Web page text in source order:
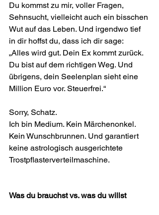
Du kommst zu mir, voller Fragen,
Sehnsucht, vielleicht auch ein bisschen
Wut auf das Leben. Und irgendwo tief
in dir hoffst du, dass ich dir sage:
„Alles wird gut. Dein Ex kommt zurück.
Du bist auf dem richtigen Weg. Und
übrigens, dein Seelenplan sieht eine
Million Euro vor. Steuerfrei.“
Sorry, Schatz.
Ich bin Medium. Kein Märchenonkel.
Kein Wunschbrunnen. Und garantiert
keine astrologisch ausgerichtete
Trostpflasterverteilmaschine.
Was du brauchst vs. was du willst